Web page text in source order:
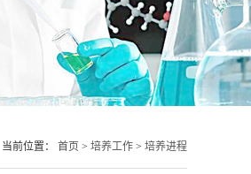
当前位置： 首页 > 培养工作 > 培养进程